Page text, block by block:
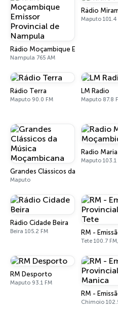
Rádio Moçambique Emissor
Nampula 765 AM
Rádio
Maputo 101.4
Rádio Terra
Maputo 90.0 FM
LM Radio
Maputo 87.8
Grandes Clássicos da Música
Maputo
Radio
Maputo 103.1
Rádio Cidade Beira
Beira 105.2 FM RM -
Tete 100.7
RM Desporto
Maputo 93.1 FM
RM -
Chimoio